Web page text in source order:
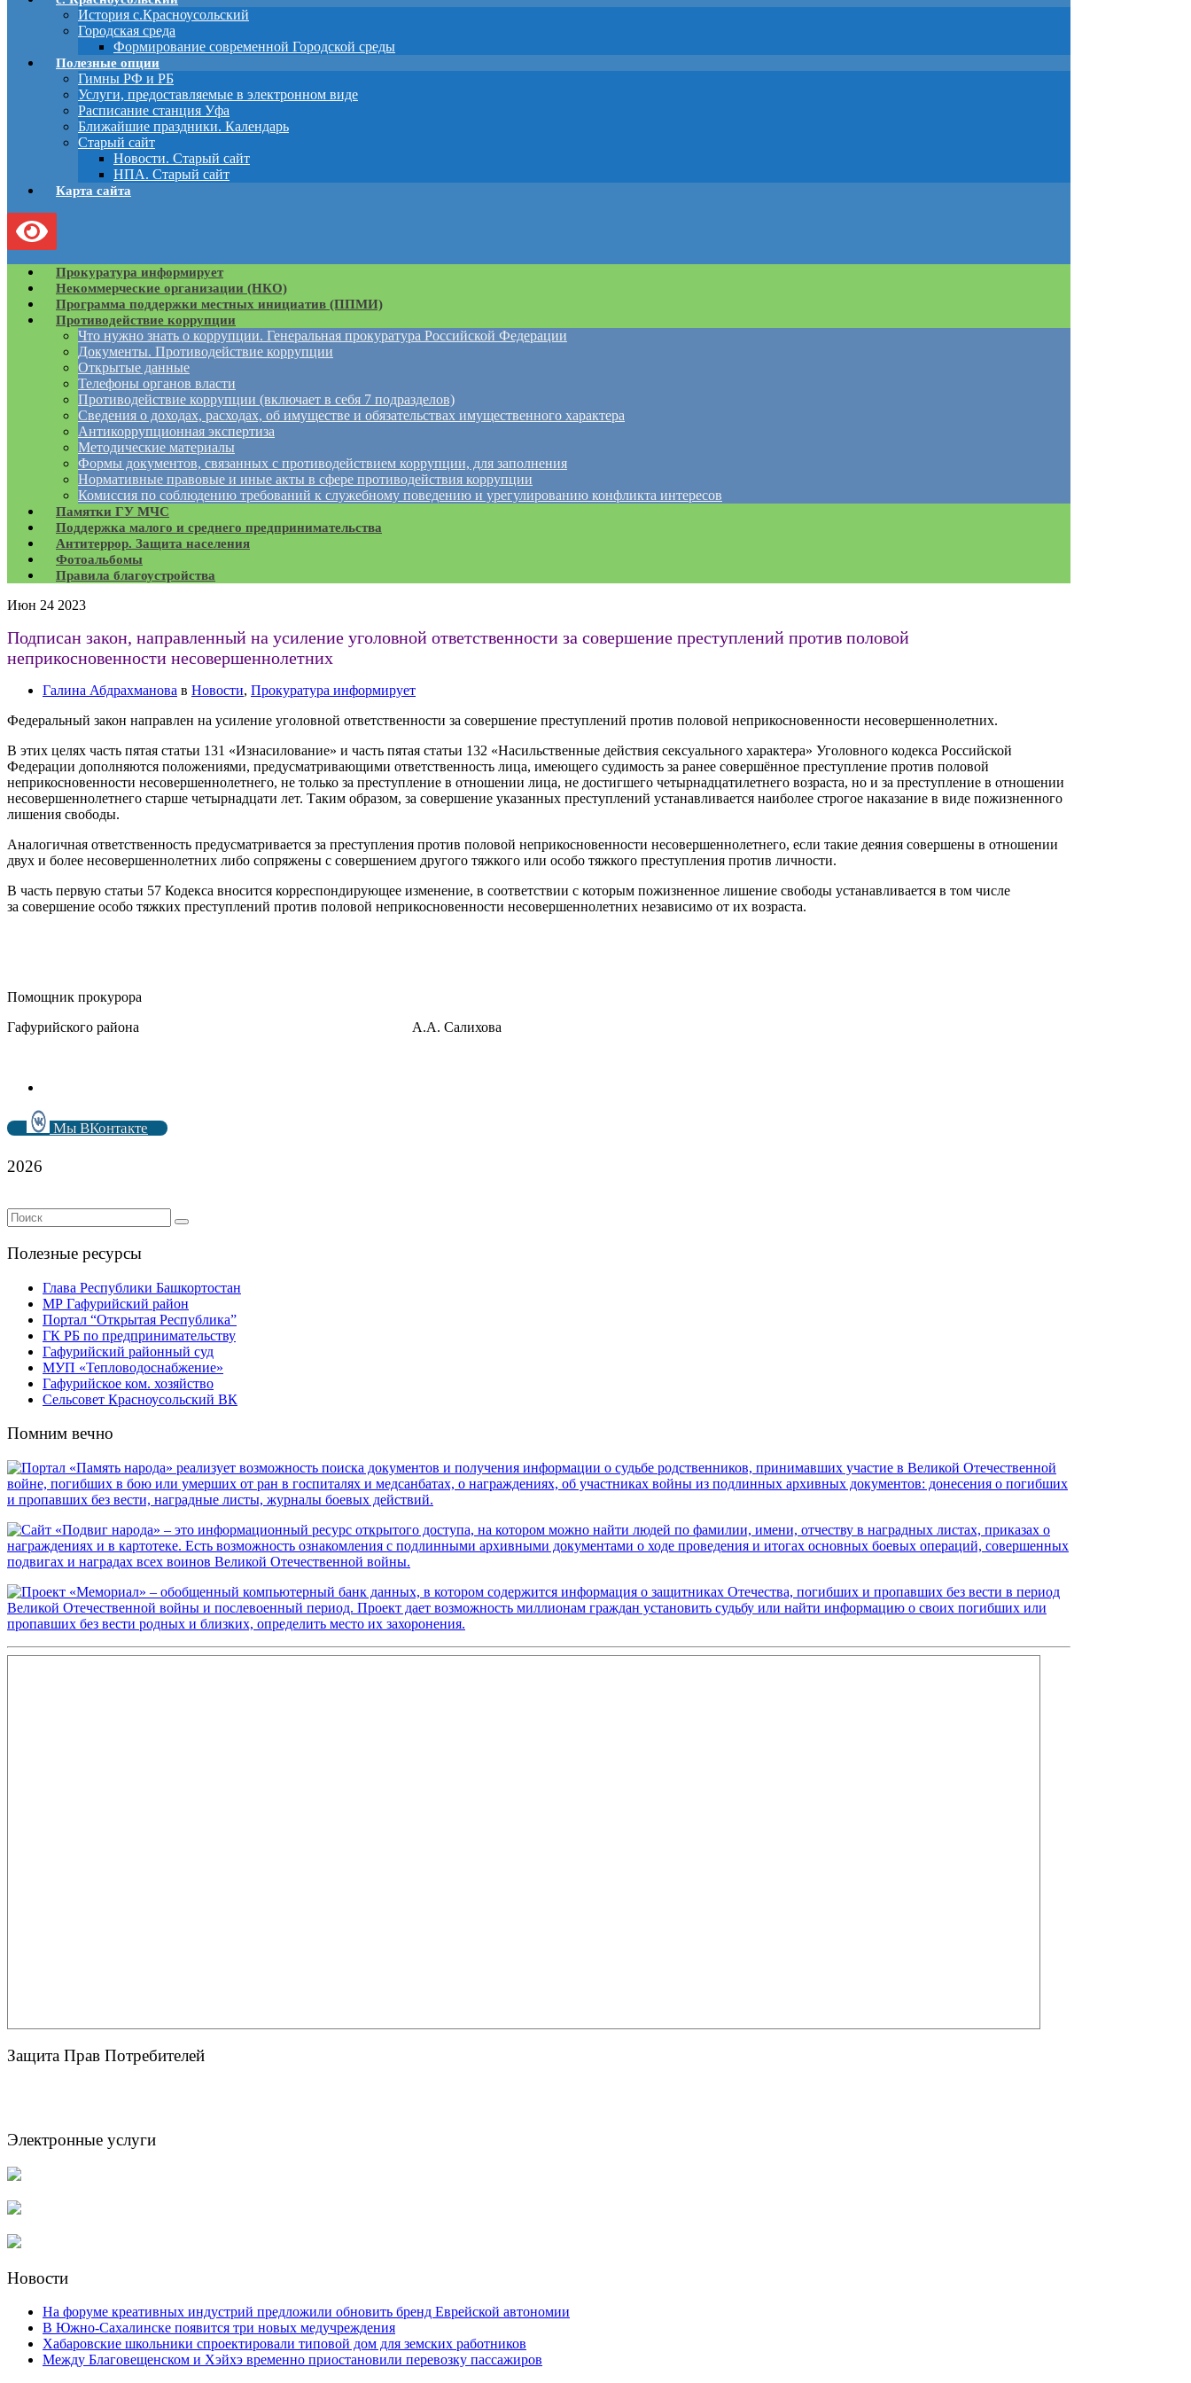
История с.Красноусольский
Городская среда
Формирование современной Городской среды
Полезные опции
Гимны РФ и РБ
Услуги, предоставляемые в электронном виде
Расписание станция Уфа
Ближайшие праздники. Календарь
Старый сайт
Новости. Старый сайт
НПА. Старый сайт
Карта сайта
Прокуратура информирует
Некоммерческие организации (НКО)
Программа поддержки местных инициатив (ППМИ)
Противодействие коррупции
Что нужно знать о коррупции. Генеральная прокуратура Российской Федерации
Документы. Противодействие коррупции
Открытые данные
Телефоны органов власти
Противодействие коррупции (включает в себя 7 подразделов)
Сведения о доходах, расходах, об имуществе и обязательствах имущественного характера
Антикоррупционная экспертиза
Методические материалы
Формы документов, связанных с противодействием коррупции, для заполнения
Нормативные правовые и иные акты в сфере противодействия коррупции
Комиссия по соблюдению требований к служебному поведению и урегулированию конфликта интересов
Памятки ГУ МЧС
Поддержка малого и среднего предпринимательства
Антитеррор. Защита населения
Фотоальбомы
Правила благоустройства
Июн 24 2023
Подписан закон, направленный на усиление уголовной ответственности за совершение преступлений против половой
неприкосновенности несовершеннолетних
Галина Абдрахманова в Новости, Прокуратура информирует
Федеральный закон направлен на усиление уголовной ответственности за совершение преступлений против половой неприкосновенности несовершеннолетних.
В этих целях часть пятая статьи 131 «Изнасилование» и часть пятая статьи 132 «Насильственные действия сексуального характера» Уголовного кодекса Российской
Федерации дополняются положениями, предусматривающими ответственность лица, имеющего судимость за ранее совершённое преступление против половой
неприкосновенности несовершеннолетнего, не только за преступление в отношении лица, не достигшего четырнадцатилетнего возраста, но и за преступление в отношении
несовершеннолетнего старше четырнадцати лет. Таким образом, за совершение указанных преступлений устанавливается наиболее строгое наказание в виде пожизненного
лишения свободы.
Аналогичная ответственность предусматривается за преступления против половой неприкосновенности несовершеннолетнего, если такие деяния совершены в отношении
двух и более несовершеннолетних либо сопряжены с совершением другого тяжкого или особо тяжкого преступления против личности.
В часть первую статьи 57 Кодекса вносится корреспондирующее изменение, в соответствии с которым пожизненное лишение свободы устанавливается в том числе
за совершение особо тяжких преступлений против половой неприкосновенности несовершеннолетних независимо от их возраста.
Помощник прокурора
Гафурийского района А.А. Салихова
Мы ВКонтакте
2026
Полезные ресурсы
Глава Республики Башкортостан
МР Гафурийский район
Портал “Открытая Республика”
ГК РБ по предпринимательству
Гафурийский районный суд
МУП «Тепловодоснабжение»
Гафурийское ком. хозяйство
Сельсовет Красноусольский ВК
Помним вечно
Защита Прав Потребителей
Электронные услуги
Новости
На форуме креативных индустрий предложили обновить бренд Еврейской автономии
В Южно-Сахалинске появится три новых медучреждения
Хабаровские школьники спроектировали типовой дом для земских работников
Между Благовещенском и Хэйхэ временно приостановили перевозку пассажиров